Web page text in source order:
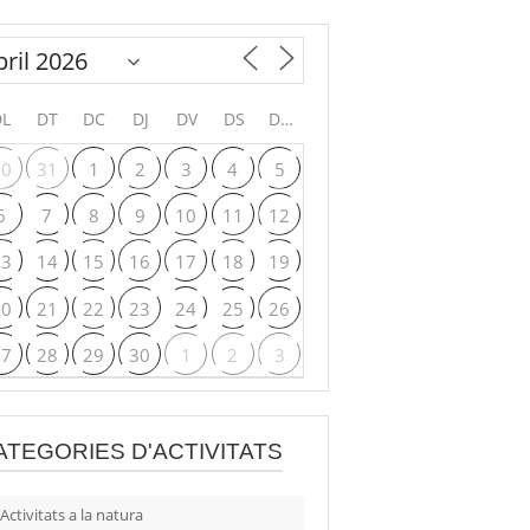
DT DC DJ DV DS DG
31 1 2 3 4
5
7 8 9 10 11
12
14 15 16 17 18
19
21 22 23 24 25
26
28 29 30 1 2 3
D'ACTIVITATS
Activitats a la natura